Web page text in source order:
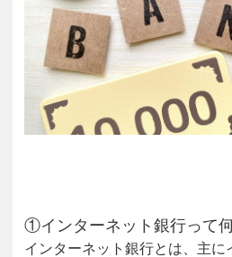
①インターネット銀行って
インターネット銀行とは、主に